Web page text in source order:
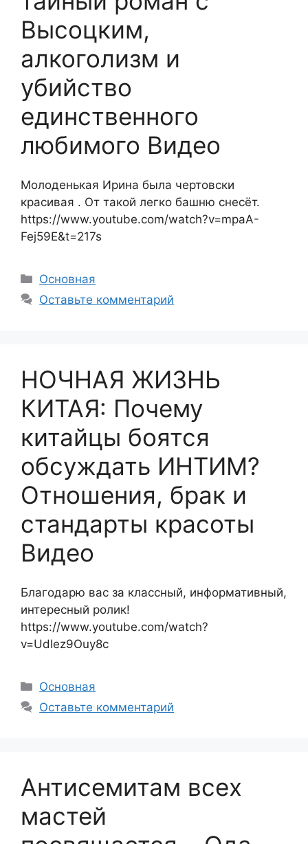
Высоцким,
алкоголизм и
убийство
единственного
любимого Видео
Молоденькая Ирина была чертовски
красивая . От такой легко башню снесёт.
https://www.youtube.com/watch?v=mpaA-
Fej59E&t=217s
Рубрики
Основная
Оставьте комментарий
НОЧНАЯ ЖИЗНЬ
КИТАЯ: Почему
китайцы боятся
обсуждать ИНТИМ?
Отношения, брак и
стандарты красоты
Видео
Благодарю вас за классный, информативный,
интересный ролик!
https://www.youtube.com/watch?
v=UdIez9Ouy8c
Рубрики
Основная
Оставьте комментарий
Антисемитам всех
мастей